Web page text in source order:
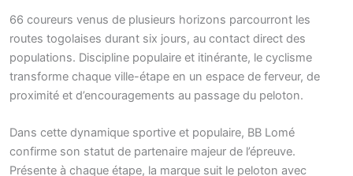
66 coureurs venus de plusieurs horizons parcourront les
routes togolaises durant six jours, au contact direct des
populations. Discipline populaire et itinérante, le cyclisme
transforme chaque ville-étape en un espace de ferveur, de
proximité et d’encouragements au passage du peloton.
Dans cette dynamique sportive et populaire, BB Lomé
confirme son statut de partenaire majeur de l’épreuve.
Présente à chaque étape, la marque suit le peloton avec